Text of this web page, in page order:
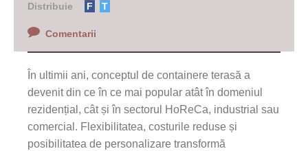
Distribuie F T
Comentarii
În ultimii ani, conceptul de containere terasă a
devenit din ce în ce mai popular atât în domeniul
rezidențial, cât și în sectorul HoReCa, industrial sau
comercial. Flexibilitatea, costurile reduse și
posibilitatea de personalizare transformă